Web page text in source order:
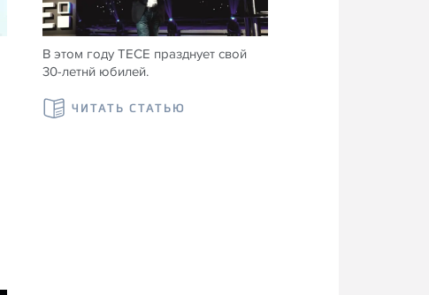
В этом году ТЕСЕ празднует свой
30-летнй юбилей.
ЧИТАТЬ СТАТЬЮ